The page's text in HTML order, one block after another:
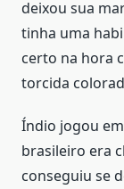
deixou sua
tinha uma
certo na hora
torcida
Índio jogou
brasileiro era
conseguiu se